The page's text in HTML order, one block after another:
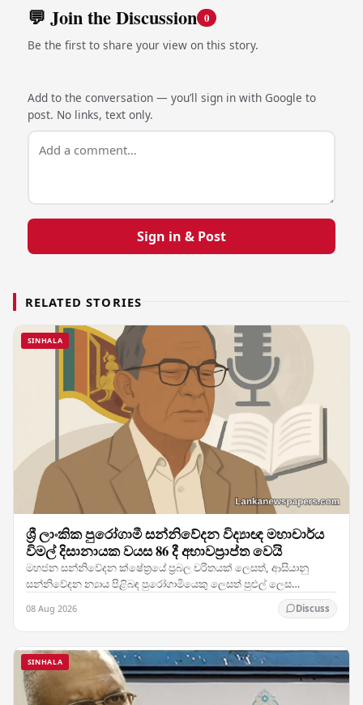
💬 Join the Discussion 0
Be the first to share your view on this story.
Add to the conversation — you’ll sign in with Google to
post. No links, text only.
Sign in & Post
RELATED STORIES
SINHALA
ශ්‍රී ලාංකික පුරෝගාමී සන්නිවේදන විද්‍යාඥ මහාචාර්ය
විමල් දිසානායක වයස 86 දී අභාවප්‍රාප්ත වෙයි
මහජන සන්නිවේදන ක්ෂේත්‍රයේ ප්‍රබල චරිතයක් ලෙසත්, ආසියානු
සන්නිවේදන න්‍යාය පිළිබඳ පුරෝගාමියෙකු ලෙසත් පුළුල් ලෙස
08 Aug 2026 Discuss
SINHALA